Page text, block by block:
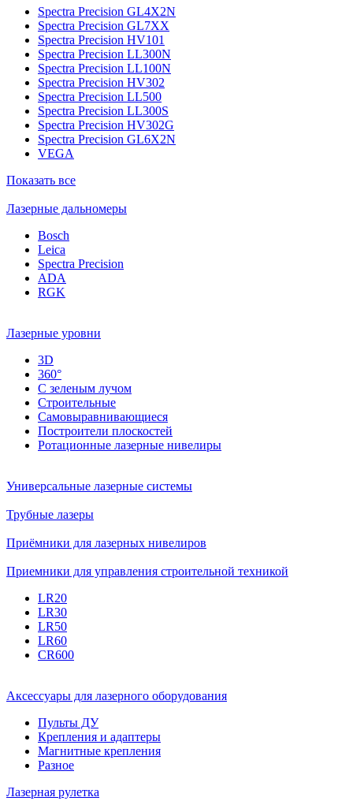
Spectra Precision GL4X2N
Spectra Precision GL7XX
Spectra Precision HV101
Spectra Precision LL300N
Spectra Precision LL100N
Spectra Precision HV302
Spectra Precision LL500
Spectra Precision LL300S
Spectra Precision HV302G
Spectra Precision GL6X2N
VEGA
Показать все
Лазерные дальномеры
Bosch
Leica
Spectra Precision
ADA
RGK
Лазерные уровни
3D
360°
С зеленым лучом
Строительные
Самовыравнивающиеся
Построители плоскостей
Ротационные лазерные нивелиры
Универсальные лазерные системы
Трубные лазеры
Приёмники для лазерных нивелиров
Приемники для управления строительной техникой
LR20
LR30
LR50
LR60
CR600
Аксессуары для лазерного оборудования
Пульты ДУ
Крепления и адаптеры
Магнитные крепления
Разное
Лазерная рулетка